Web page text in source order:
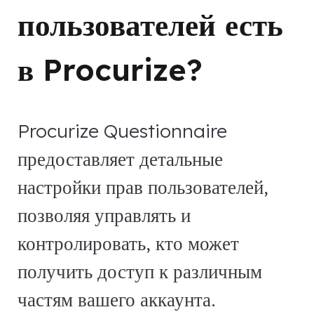
пользователей есть
в Procurize?
Procurize Questionnaire
предоставляет детальные
настройки прав пользователей,
позволяя управлять и
контролировать, кто может
получить доступ к различным
частям вашего аккаунта.